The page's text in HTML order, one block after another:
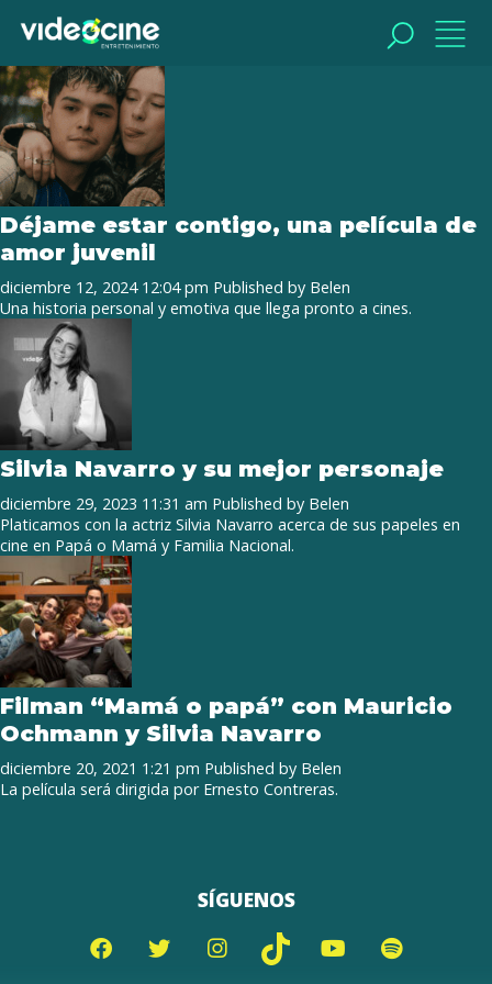
Tag Archive: Silvia Navarro
Déjame estar contigo, una película de
amor juvenil
diciembre 12, 2024 12:04 pm Published by Belen
Una historia personal y emotiva que llega pronto a cines.
Silvia Navarro y su mejor personaje
diciembre 29, 2023 11:31 am Published by Belen
Platicamos con la actriz Silvia Navarro acerca de sus papeles en
cine en Papá o Mamá y Familia Nacional.
Filman “Mamá o papá” con Mauricio
Ochmann y Silvia Navarro
diciembre 20, 2021 1:21 pm Published by Belen
La película será dirigida por Ernesto Contreras.
SÍGUENOS